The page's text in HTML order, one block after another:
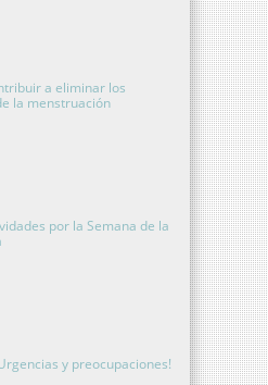
a eliminar los
la menstruación
por la Semana de la
y preocupaciones!